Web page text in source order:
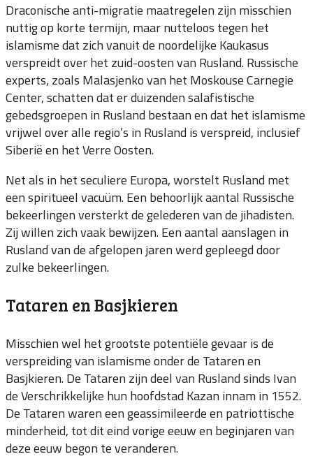
Draconische anti-migratie maatregelen zijn misschien
nuttig op korte termijn, maar nutteloos tegen het
islamisme dat zich vanuit de noordelijke Kaukasus
verspreidt over het zuid-oosten van Rusland. Russische
experts, zoals Malasjenko van het Moskouse Carnegie
Center, schatten dat er duizenden salafistische
gebedsgroepen in Rusland bestaan en dat het islamisme
vrijwel over alle regio’s in Rusland is verspreid, inclusief
Siberië en het Verre Oosten.
Net als in het seculiere Europa, worstelt Rusland met
een spiritueel vacuüm. Een behoorlijk aantal Russische
bekeerlingen versterkt de gelederen van de jihadisten.
Zij willen zich vaak bewijzen. Een aantal aanslagen in
Rusland van de afgelopen jaren werd gepleegd door
zulke bekeerlingen.
Tataren en Basjkieren
Misschien wel het grootste potentiële gevaar is de
verspreiding van islamisme onder de Tataren en
Basjkieren. De Tataren zijn deel van Rusland sinds Ivan
de Verschrikkelijke hun hoofdstad Kazan innam in 1552.
De Tataren waren een geassimileerde en patriottische
minderheid, tot dit eind vorige eeuw en beginjaren van
deze eeuw begon te veranderen.